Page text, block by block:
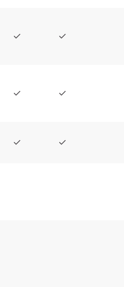
✓ ✓
✓ ✓
✓ ✓